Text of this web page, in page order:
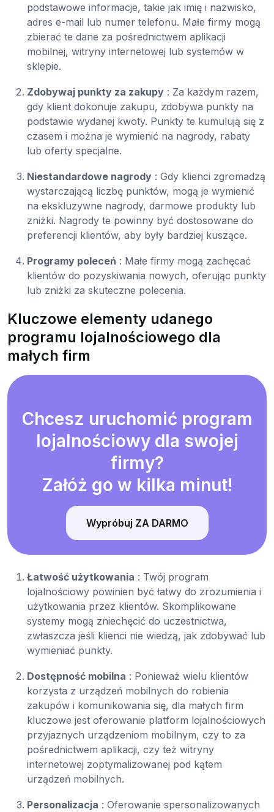
podstawowe informacje, takie jak imię i nazwisko,
adres e-mail lub numer telefonu. Małe firmy mogą
zbierać te dane za pośrednictwem aplikacji
mobilnej, witryny internetowej lub systemów w
sklepie.
Zdobywaj punkty za zakupy : Za każdym razem,
gdy klient dokonuje zakupu, zdobywa punkty na
podstawie wydanej kwoty. Punkty te kumulują się z
czasem i można je wymienić na nagrody, rabaty
lub oferty specjalne.
Niestandardowe nagrody : Gdy klienci zgromadzą
wystarczającą liczbę punktów, mogą je wymienić
na ekskluzywne nagrody, darmowe produkty lub
zniżki. Nagrody te powinny być dostosowane do
preferencji klientów, aby były bardziej kuszące.
Programy poleceń : Małe firmy mogą zachęcać
klientów do pozyskiwania nowych, oferując punkty
lub zniżki za skuteczne polecenia.
Kluczowe elementy udanego
programu lojalnościowego dla
małych firm
Chcesz uruchomić program
lojalnościowy dla swojej
firmy?
Załóż go w kilka minut!
Wypróbuj ZA DARMO
Łatwość użytkowania : Twój program
lojalnościowy powinien być łatwy do zrozumienia i
użytkowania przez klientów. Skomplikowane
systemy mogą zniechęcić do uczestnictwa,
zwłaszcza jeśli klienci nie wiedzą, jak zdobywać lub
wymieniać punkty.
Dostępność mobilna : Ponieważ wielu klientów
korzysta z urządzeń mobilnych do robienia
zakupów i komunikowania się, dla małych firm
kluczowe jest oferowanie platform lojalnościowych
przyjaznych urządzeniom mobilnym, czy to za
pośrednictwem aplikacji, czy też witryny
internetowej zoptymalizowanej pod kątem
urządzeń mobilnych.
Personalizacja : Oferowanie spersonalizowanych